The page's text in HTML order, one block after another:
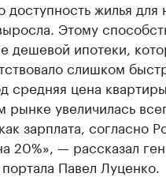
доступность жилья для
Этому
дешевой ипотеки,
слишком
средняя цена
рынке увеличилась
зарплата, согласно
20%», — рассказал
Павел Луценко.